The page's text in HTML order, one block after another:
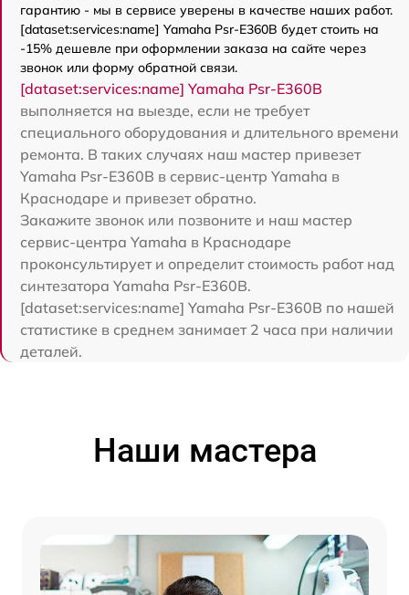
гарантию - мы в сервисе уверены в качестве наших работ.
[dataset:services:name] Yamaha Psr-E360B будет стоить на
-15% дешевле при оформлении заказа на сайте через
звонок или форму обратной связи.
[dataset:services:name] Yamaha Psr-E360B
выполняется на выезде, если не требует
специального оборудования и длительного времени
ремонта. В таких случаях наш мастер привезет
Yamaha Psr-E360B в сервис-центр Yamaha в
Краснодаре и привезет обратно.
Закажите звонок или позвоните и наш мастер
сервис-центра Yamaha в Краснодаре
проконсультирует и определит стоимость работ над
синтезатора Yamaha Psr-E360B.
[dataset:services:name] Yamaha Psr-E360B по нашей
статистике в среднем занимает 2 часа при наличии
деталей.
Наши мастера